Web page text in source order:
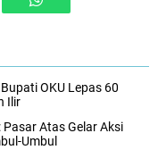
OKU Lepas 60
Ilir
Atas Gelar Aksi
Umbul